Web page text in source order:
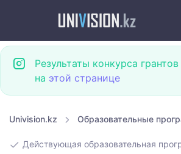
Результаты конкурса
на этой странице
Univision.kz Образовательные
Действующая образовательная